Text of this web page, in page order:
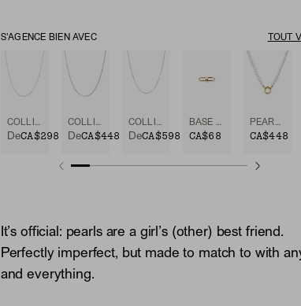
S'AGENCE BIEN AVEC TOUT
DeCA$298 DeCA$448 DeCA$598 CA$68 CA$448
It’s official: pearls are a girl’s (other) best friend.
Perfectly imperfect, but made to match to with
and everything.